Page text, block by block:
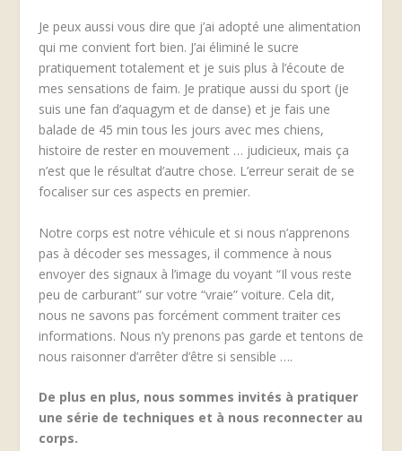
Je peux aussi vous dire que j’ai adopté une alimentation
qui me convient fort bien. J’ai éliminé le sucre
pratiquement totalement et je suis plus à l’écoute de
mes sensations de faim. Je pratique aussi du sport (je
suis une fan d’aquagym et de danse) et je fais une
balade de 45 min tous les jours avec mes chiens,
histoire de rester en mouvement … judicieux, mais ça
n’est que le résultat d’autre chose. L’erreur serait de se
focaliser sur ces aspects en premier.
Notre corps est notre véhicule et si nous n’apprenons
pas à décoder ses messages, il commence à nous
envoyer des signaux à l’image du voyant “Il vous reste
peu de carburant” sur votre “vraie” voiture. Cela dit,
nous ne savons pas forcément comment traiter ces
informations. Nous n’y prenons pas garde et tentons de
nous raisonner d’arrêter d’être si sensible ….
De plus en plus, nous sommes invités à pratiquer
une série de techniques et à nous reconnecter au
corps.